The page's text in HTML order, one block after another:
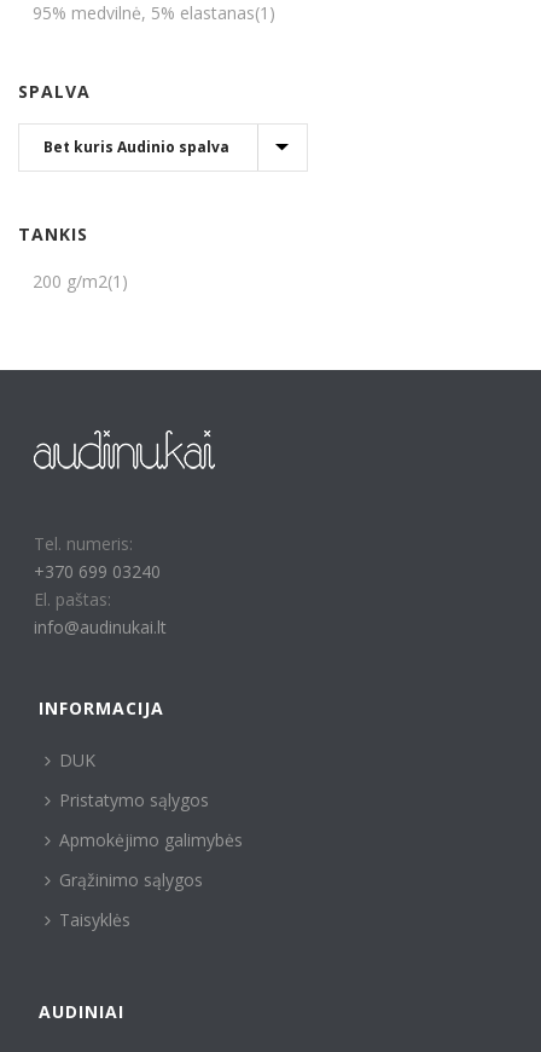
95% medvilnė, 5% elastanas(1)
SPALVA
TANKIS
200 g/m2(1)
Tel. numeris:
+370 699 03240
El. paštas:
info@audinukai.lt
INFORMACIJA
DUK
Pristatymo sąlygos
Apmokėjimo galimybės
Grąžinimo sąlygos
Taisyklės
AUDINIAI